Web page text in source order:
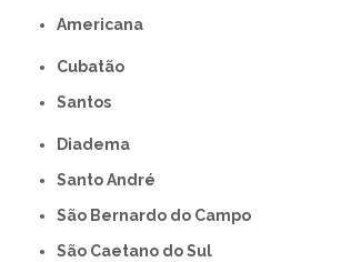
americana
Cubatão
Santos
Diadema
Santo André
São Bernardo do Campo
São Caetano do Sul